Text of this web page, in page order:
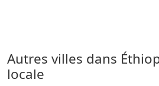
Autres villes dans
locale